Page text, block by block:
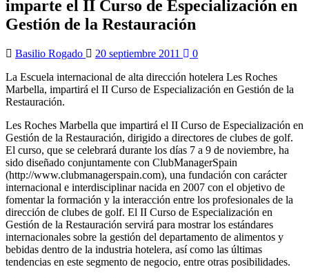
imparte el II Curso de Especialización en
Gestión de la Restauración
Basilio Rogado 20 septiembre 2011
0
La Escuela internacional de alta dirección hotelera Les Roches
Marbella, impartirá el II Curso de Especialización en Gestión de la
Restauración.
Les Roches Marbella que impartirá el II Curso de Especialización en
Gestión de la Restauración, dirigido a directores de clubes de golf.
El curso, que se celebrará durante los días 7 a 9 de noviembre, ha
sido diseñado conjuntamente con ClubManagerSpain
(http://www.clubmanagerspain.com), una fundación con carácter
internacional e interdisciplinar nacida en 2007 con el objetivo de
fomentar la formación y la interacción entre los profesionales de la
dirección de clubes de golf. El II Curso de Especialización en
Gestión de la Restauración servirá para mostrar los estándares
internacionales sobre la gestión del departamento de alimentos y
bebidas dentro de la industria hotelera, así como las últimas
tendencias en este segmento de negocio, entre otras posibilidades.